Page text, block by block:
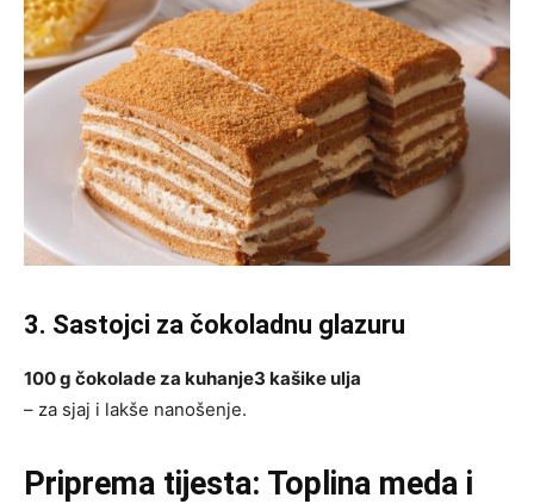
3. Sastojci za čokoladnu glazuru
100 g čokolade za kuhanje3 kašike ulja
– za sjaj i lakše nanošenje.
Priprema tijesta: Toplina meda i